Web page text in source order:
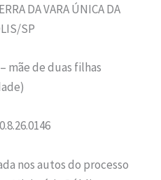
DA VARA ÚNICA DA
SP
mãe de duas filhas
nos autos do processo